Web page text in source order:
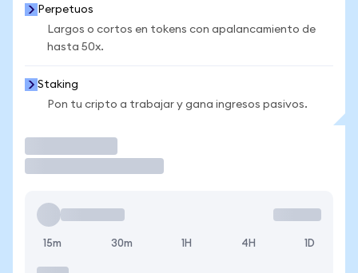
Perpetuos
Largos o cortos en tokens con apalancamiento de
hasta 50x.
Staking
Pon tu cripto a trabajar y gana ingresos pasivos.
15m 30m 1H 4H 1D